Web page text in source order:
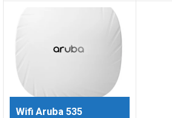
Wifi Aruba 535